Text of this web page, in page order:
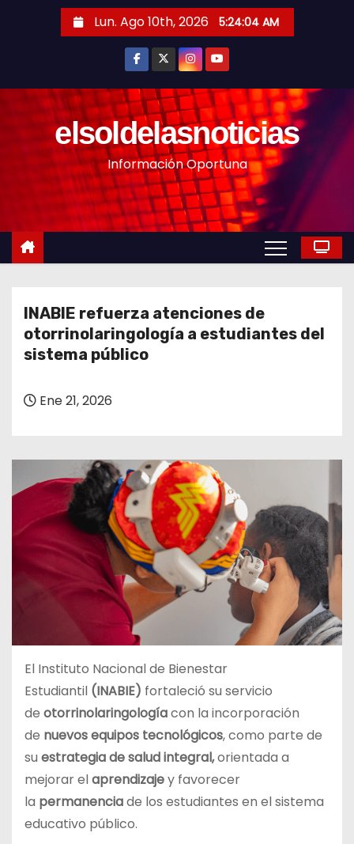
n
Lun. Ago 10th, 2026 5:24:06 AM
elsoldelasnoticias
Información Oportuna
INABIE refuerza atenciones de
otorrinolaringología a estudiantes del
sistema público
Ene 21, 2026
El Instituto Nacional de Bienestar
Estudiantil (INABIE) fortaleció su servicio
de otorrinolaringologíacon la incorporación
de nuevos equipos tecnológicos, como parte de
su estrategia de salud integral,orientada a
mejorar elaprendizajey favorecer
la permanenciade los estudiantes en el sistema
educativo público.